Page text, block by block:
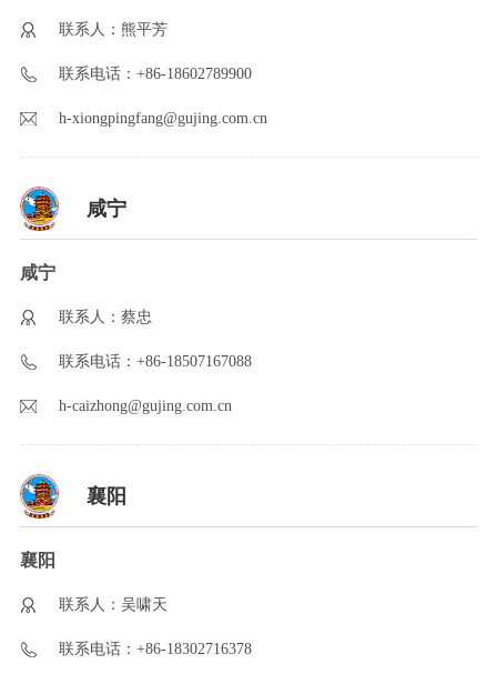
联系人：熊平芳
联系电话：+86-18602789900
h-xiongpingfang@gujing.com.cn
咸宁
咸宁
联系人：蔡忠
联系电话：+86-18507167088
h-caizhong@gujing.com.cn
襄阳
襄阳
联系人：吴啸天
联系电话：+86-18302716378